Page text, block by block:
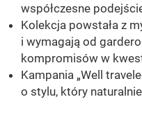
współczesne
Kolekcja powstała z
i wymagają od
kompromisów w
Kampania „Well
o stylu, który